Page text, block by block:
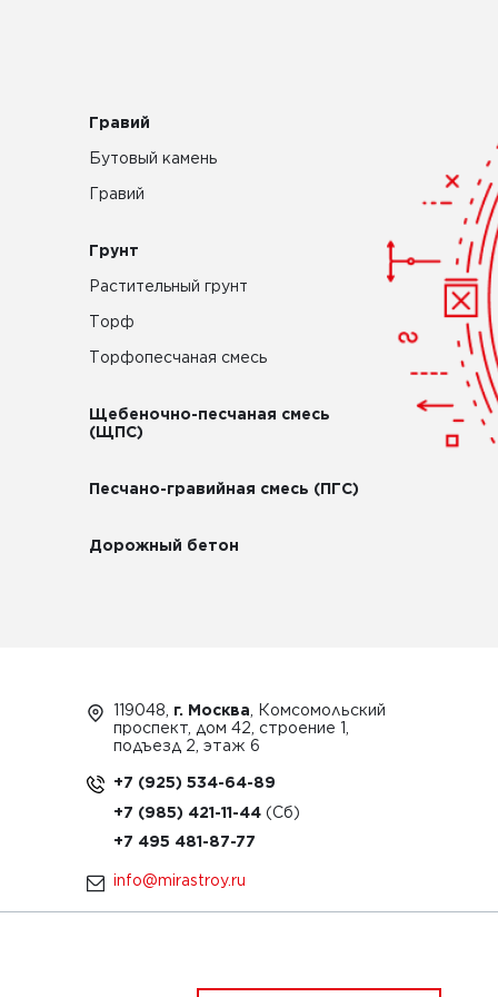
Гравий
Бутовый камень
Гравий
Грунт
Растительный грунт
Торф
Торфопесчаная смесь
Щебеночно-песчаная смесь
(ЩПС)
Песчано-гравийная смесь (ПГС)
Дорожный бетон
119048, г. Москва , Комсомольский
проспект, дом 42, строение 1,
подъезд 2, этаж 6
+7 (925) 534-64-89
+7 (985) 421-11-44
+7 495 481-87-77
info@mirastroy.ru